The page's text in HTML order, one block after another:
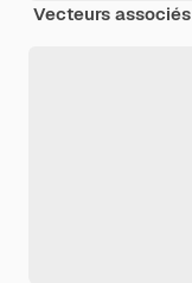
Vecteurs associés